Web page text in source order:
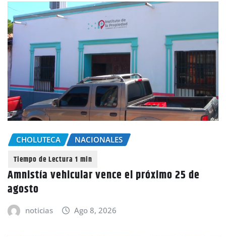
CHOLUTECA NACIONALES
Amnistía vehicular vence el próximo 25 de
agosto
noticias Ago 8, 2026